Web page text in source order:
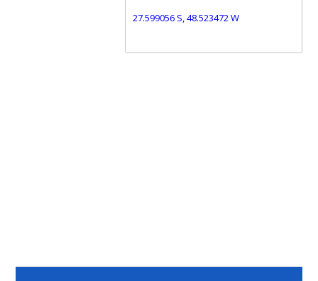
27.599056 S, 48.523472 W